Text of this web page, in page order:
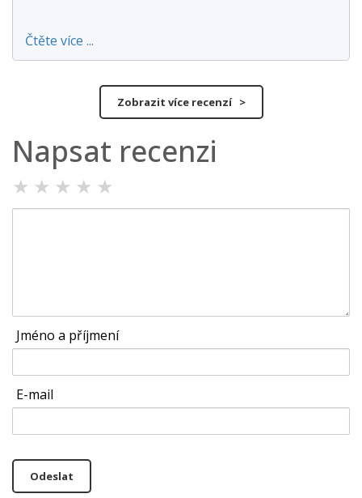
Čtěte více ...
Zobrazit více recenzí >
Napsat recenzi
★ ★ ★ ★ ★
Jméno a příjmení
E-mail
Odeslat